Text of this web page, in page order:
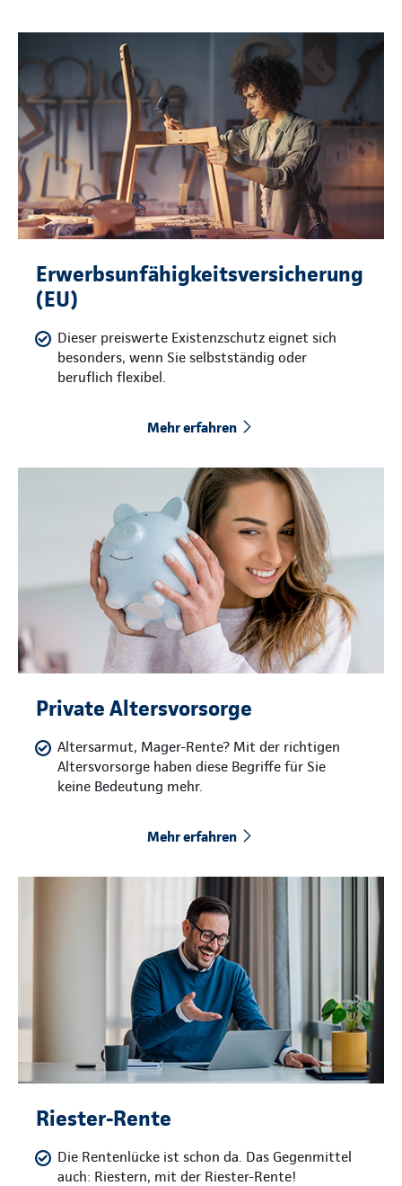
Erwerbsunfähigkeitsversicherung
(EU)
Dieser preiswerte Existenzschutz eignet sich
besonders, wenn Sie selbstständig oder
beruflich flexibel.
Mehr erfahren
Private Altersvorsorge
Altersarmut, Mager-Rente? Mit der richtigen
Altersvorsorge haben diese Begriffe für Sie
keine Bedeutung mehr.
Mehr erfahren
Riester-Rente
Die Rentenlücke ist schon da. Das Gegenmittel
auch: Riestern, mit der Riester-Rente!